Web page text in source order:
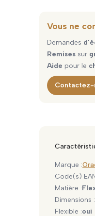
Vous ne
Demandes
Remises sur
Aide pour le
Contactez-
Marque :
Code(s)
Matière :
Dimensions :
Flexible :oui